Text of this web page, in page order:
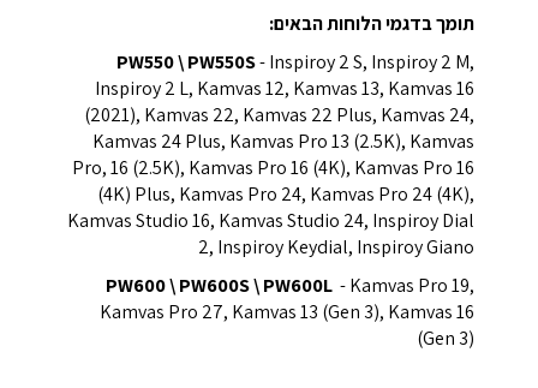
תומך בדגמי הלוחות הבאים:
PW550 \ PW550S- Inspiroy 2 S, Inspiroy 2 M,
Inspiroy 2 L, Kamvas 12, Kamvas 13, Kamvas 16
(2021), Kamvas 22, Kamvas 22 Plus, Kamvas 24,
Kamvas 24 Plus, Kamvas Pro 13 (2.5K), Kamvas
Pro, 16 (2.5K), Kamvas Pro 16 (4K), Kamvas Pro 16
(4K) Plus, Kamvas Pro 24, Kamvas Pro 24 (4K),
Kamvas Studio 16, Kamvas Studio 24, Inspiroy Dial
2, Inspiroy Keydial, Inspiroy Giano
PW600 \ PW600S \ PW600L - Kamvas Pro 19,
Kamvas Pro 27, Kamvas 13 (Gen 3), Kamvas 16
(Gen 3)